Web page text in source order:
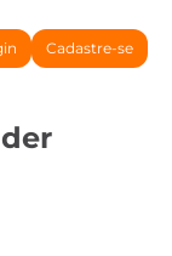
Cadastre-se